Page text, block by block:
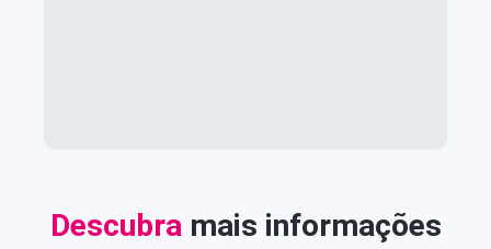
Descubramais informações